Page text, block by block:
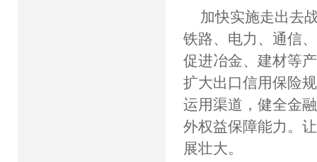
加快实施走出去
铁路、电力、通信
促进冶金、建材等
扩大出口信用保险
运用渠道，健全金
外权益保障能力。
展壮大。